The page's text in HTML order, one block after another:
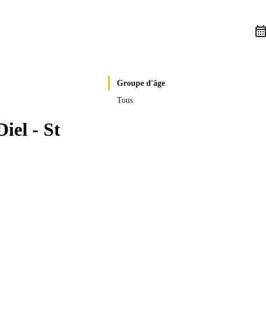
- St
Groupe d'âge
Tous